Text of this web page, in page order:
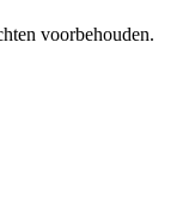
voorbehouden.